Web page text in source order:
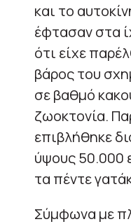
και το
έφτασαν στα
ότι είχε
βάρος του
σε βαθμό
ζωοκτονία.
επιβλήθηκε
ύψους 50.000
τα πέντε
Σύμφωνα με